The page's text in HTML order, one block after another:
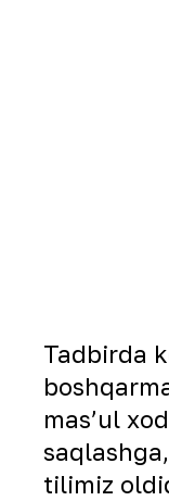
Tadbirda
masʼul
tilimiz